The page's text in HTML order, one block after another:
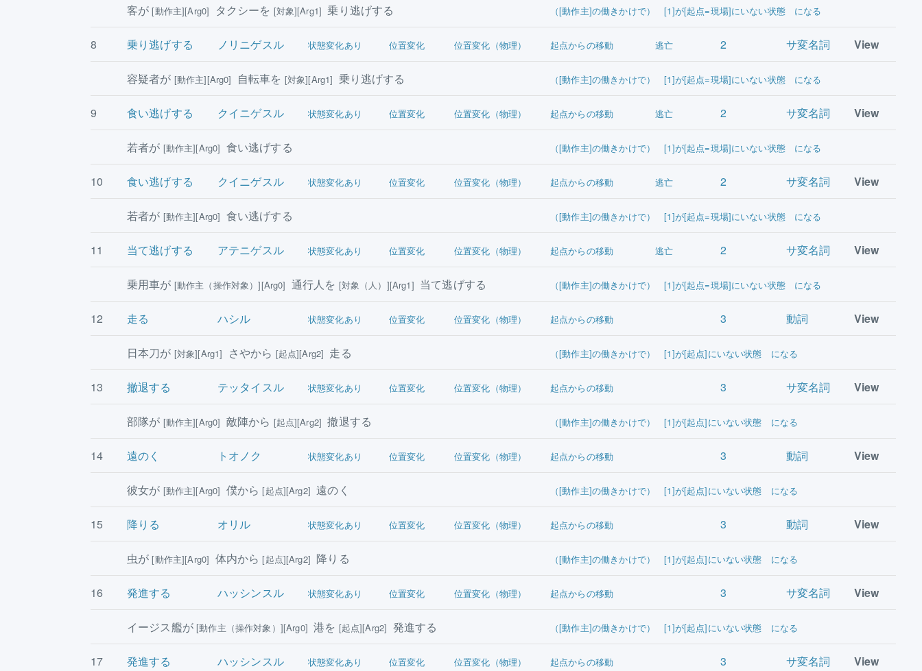
客が[動作主][Arg0] タクシーを [対象][Arg1] 乗り逃げする （[動作主]の働きかけで） [1]が[起点=現場]にいない状態 になる
8 乗り逃げする ノリニゲスル 状態変化あり 位置変化 位置変化（物理） 起点からの移動 逃亡 2 サ変名詞 View
容疑者が [動作主][Arg0] 自転車を [対象][Arg1] 乗り逃げする （[動作主]の働きかけで） [1]が[起点=現場]にいない状態 になる
9 食い逃げする クイニゲスル 状態変化あり 位置変化 位置変化（物理） 起点からの移動 逃亡 2 サ変名詞 View
若者が [動作主][Arg0] 食い逃げする （[動作主]の働きかけで） [1]が[起点=現場]にいない状態 になる
10 食い逃げする クイニゲスル 状態変化あり 位置変化 位置変化（物理） 起点からの移動 逃亡 2 サ変名詞 View
若者が [動作主][Arg0] 食い逃げする （[動作主]の働きかけで） [1]が[起点=現場]にいない状態 になる
11 当て逃げする アテニゲスル 状態変化あり 位置変化 位置変化（物理） 起点からの移動 逃亡 2 サ変名詞 View
乗用車が [動作主（操作対象）][Arg0] 通行人を [対象（人）][Arg1] 当て逃げする （[動作主]の働きかけで） [1]が[起点=現場]にいない状態 になる
12 走る ハシル 状態変化あり 位置変化 位置変化（物理） 起点からの移動 3 動詞 View
日本刀が [対象][Arg1] さやから [起点][Arg2] 走る （[動作主]の働きかけで） [1]が[起点]にいない状態 になる
13 撤退する テッタイスル 状態変化あり 位置変化 位置変化（物理） 起点からの移動 3 サ変名詞 View
部隊が [動作主][Arg0] 敵陣から [起点][Arg2] 撤退する （[動作主]の働きかけで） [1]が[起点]にいない状態 になる
14 遠のく トオノク 状態変化あり 位置変化 位置変化（物理） 起点からの移動 3 動詞 View
彼女が [動作主][Arg0] 僕から[起点][Arg2] 遠のく （[動作主]の働きかけで） [1]が[起点]にいない状態 になる
15 降りる オリル 状態変化あり 位置変化 位置変化（物理） 起点からの移動 3 動詞 View
虫が[動作主][Arg0] 体内から[起点][Arg2] 降りる （[動作主]の働きかけで） [1]が[起点]にいない状態 になる
16 発進する ハッシンスル 状態変化あり 位置変化 位置変化（物理） 起点からの移動 3 サ変名詞 View
イージス艦が[動作主（操作対象）][Arg0] 港を [起点][Arg2] 発進する （[動作主]の働きかけで） [1]が[起点]にいない状態 になる
17 発進する ハッシンスル 状態変化あり 位置変化 位置変化（物理） 起点からの移動 3 サ変名詞 View